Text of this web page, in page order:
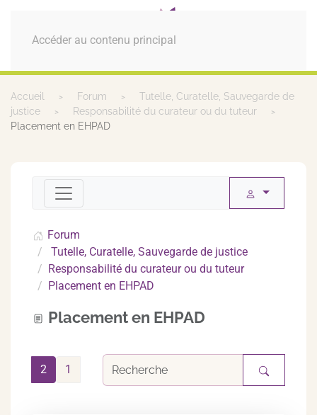
Accéder au contenu principal
MENU
Accueil Forum
Tutelle, Curatelle, Sauvegarde de
justice
Responsabilité du curateur ou du tuteur
Placement en EHPAD
Forum
Tutelle, Curatelle, Sauvegarde de justice
Responsabilité du curateur ou du tuteur
Placement en EHPAD
Placement en EHPAD
1
2